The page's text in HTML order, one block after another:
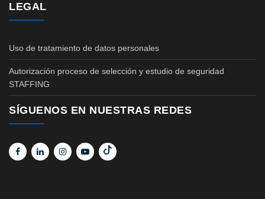
LEGAL
Uso de tratamiento de datos personales
Autorización proceso de selección y estudio de seguridad
STAFFING
SÍGUENOS EN NUESTRAS REDES